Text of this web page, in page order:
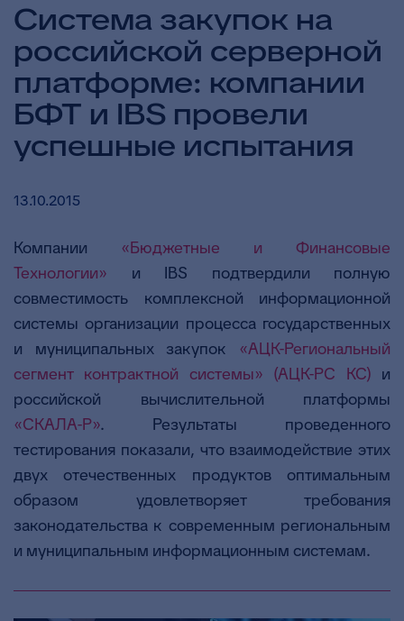
Система закупок на
российской серверной
платформе: компании
БФТ и IBS провели
успешные испытания
13.10.2015
Компании «Бюджетные и Финансовые
Технологии» и IBS подтвердили полную
совместимость комплексной информационной
системы организации процесса государственных
и муниципальных закупок «АЦК-Региональный
сегмент контрактной системы» (АЦК-РС КС) и
российской вычислительной платформы
«СКАЛА-Р». Результаты проведенного
тестирования показали, что взаимодействие этих
двух отечественных продуктов оптимальным
образом удовлетворяет требования
законодательства к современным региональным
и муниципальным информационным системам.